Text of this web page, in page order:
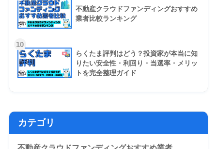
不動産クラウドファンディングおすすめ
業者比較ランキング
10
らくたま評判はどう？投資家が本当に知
りたい安全性・利回り・当選率・メリッ
トを完全整理ガイド
カテゴリ